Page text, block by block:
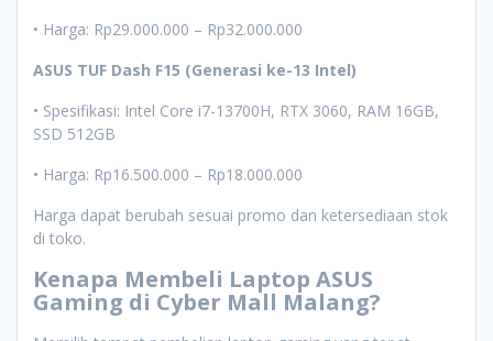
• Harga: Rp29.000.000 – Rp32.000.000
ASUS TUF Dash F15 (Generasi ke-13 Intel)
• Spesifikasi: Intel Core i7-13700H, RTX 3060, RAM 16GB,
SSD 512GB
• Harga: Rp16.500.000 – Rp18.000.000
Harga dapat berubah sesuai promo dan ketersediaan stok
di toko.
Kenapa Membeli Laptop ASUS
Gaming di Cyber Mall Malang?